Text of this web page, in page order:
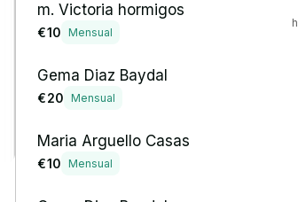
m. Victoria hormigos
€ 10 Mensual
Gema Diaz Baydal
€ 20 Mensual
Maria Arguello Casas
€ 10 Mensual